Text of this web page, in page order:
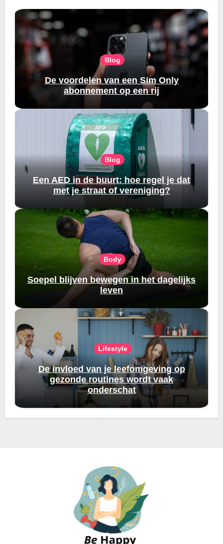
Blog
De voordelen van een Sim Only
abonnement op een rij
Blog
Een AED in de buurt: hoe regel je dat
met je straat of vereniging?
Body
Soepel blijven bewegen in het dagelijks
leven
Lifestyle
De invloed van je leefomgeving op
gezonde routines wordt vaak
onderschat